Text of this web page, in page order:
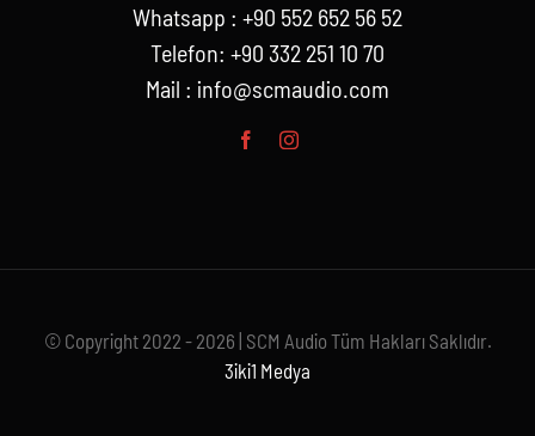
Whatsapp : +90 552 652 56 52
Telefon: +90 332 251 10 70
Mail : info@scmaudio.com
© Copyright 2022 - 2026 | SCM Audio Tüm Hakları Saklıdır.
3iki1 Medya